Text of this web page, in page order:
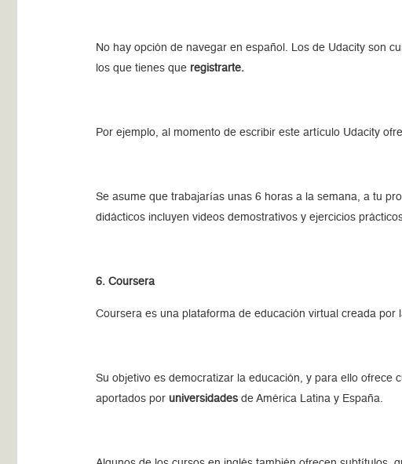
No hay opción de navegar en español. Los de Udacity son
los que tienes que registrarte.
Por ejemplo, al momento de escribir este artículo Udacity
Se asume que trabajarías unas 6 horas a la semana, a tu
didácticos incluyen videos demostrativos y ejercicios
6. Coursera
Coursera es una plataforma de educación virtual creada
Su objetivo es democratizar la educación, y para ello ofrece
aportados por universidades de América Latina y España.